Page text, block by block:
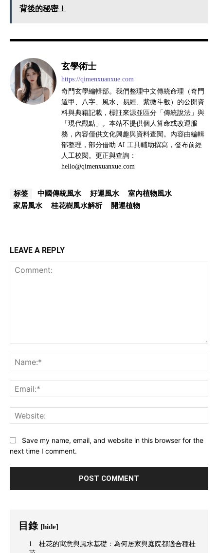
背後的秘密！
玄學術士
https://qimenxuanxue.com
奇門玄學編輯部。我們整理中文傳統命理（奇門
遁甲、八字、風水、易經、紫微斗數）的公開資
料與典籍記載，標註來源並區分「傳統說法」與
「現代觀點」。本站不提供個人算命或改運服
務，內容僅供文化興趣與資料查閱。內容由編輯
部整理，部分借助 AI 工具輔助撰寫，發布前經
人工校閱。更正與查詢：
hello@qimenxuanxue.com
标签 中國傳統風水 好運風水
室內植物風水
家居風水
桂花樹風水解析 開運植物
LEAVE A REPLY
Save my name, email, and website in this browser for the
next time I comment.
目錄 [hide]
桂花的寓意與風水基礎：為何居家與庭院都適合種桂